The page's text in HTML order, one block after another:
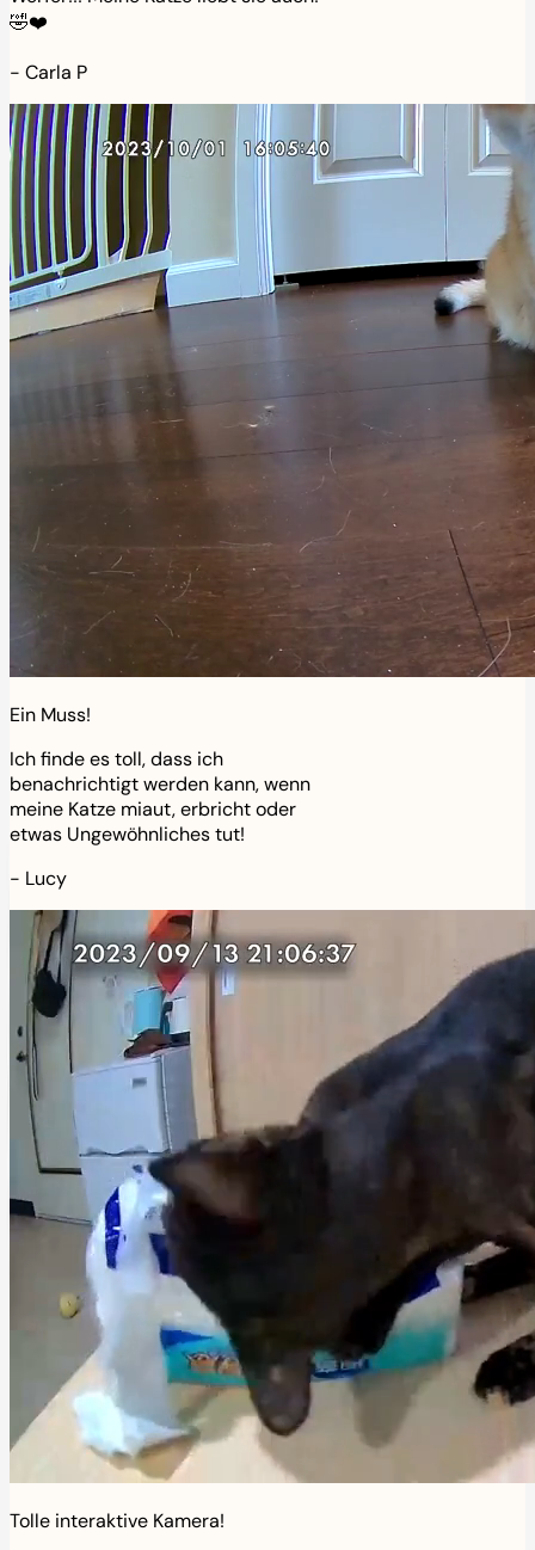
🤣❤️
- Carla P
Ein Muss!
Ich finde es toll, dass ich
benachrichtigt werden kann, wenn
meine Katze miaut, erbricht oder
etwas Ungewöhnliches tut!
- Lucy
Tolle interaktive Kamera!